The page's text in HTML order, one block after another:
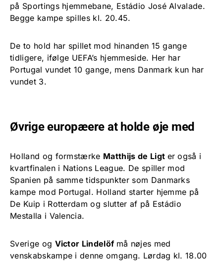
på Sportings hjemmebane, Estádio José Alvalade.
Begge kampe spilles kl. 20.45.
De to hold har spillet mod hinanden 15 gange
tidligere, ifølge UEFA’s hjemmeside. Her har
Portugal vundet 10 gange, mens Danmark kun har
vundet 3.
Øvrige europæere at holde øje med
Holland og formstærke Matthijs de Ligt er også i
kvartfinalen i Nations League. De spiller mod
Spanien på samme tidspunkter som Danmarks
kampe mod Portugal. Holland starter hjemme på
De Kuip i Rotterdam og slutter af på Estádio
Mestalla i Valencia.
Sverige og Victor Lindelöf må nøjes med
venskabskampe i denne omgang. Lørdag kl. 18.00